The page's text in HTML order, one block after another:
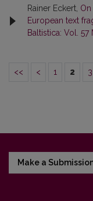
Rainer Eckert,
European text
Baltistica: Vol. 57
<< < 1 2 3
Make a